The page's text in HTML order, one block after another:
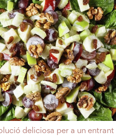
deliciosa per a un entrant